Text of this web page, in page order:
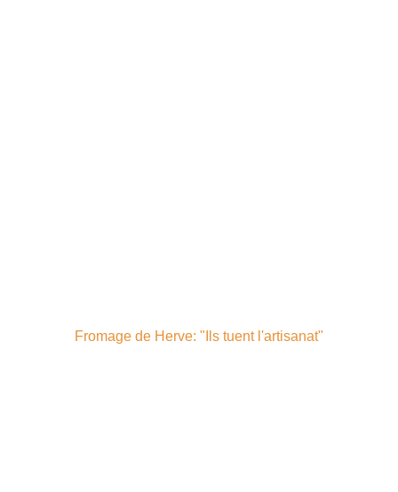
Fromage de Herve: "Ils tuent l'artisanat"